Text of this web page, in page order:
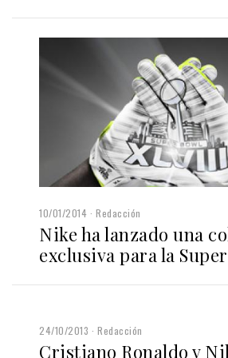
10/01/2014 Redacción
Nike ha lanzado una
exclusiva para la
24/10/2013 Redacción
Cristiano Ronaldo y